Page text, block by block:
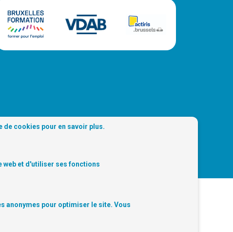
de cookies pour en savoir plus.
web et d'utiliser ses fonctions
anonymes pour optimiser le site. Vous